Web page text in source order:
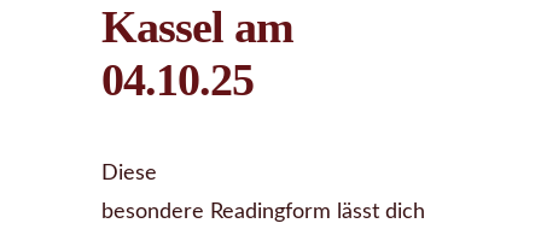
Kassel am
04.10.25
Diese
besondere Readingform lässt dich